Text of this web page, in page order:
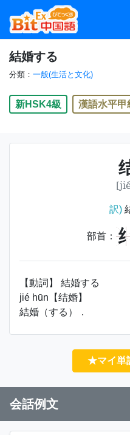
結婚する
分類： 一般(生活と文化)
新HSK4級 漢語水平甲
訳)
部首：
【動詞】 結婚する
jié hūn【结婚】
結婚（する）．
★マイ単
会話例文